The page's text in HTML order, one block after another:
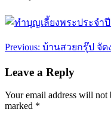
Post
Previous: บ้านสวยกรุ๊ป จัด
Leave a Reply
Your email address will not
marked *